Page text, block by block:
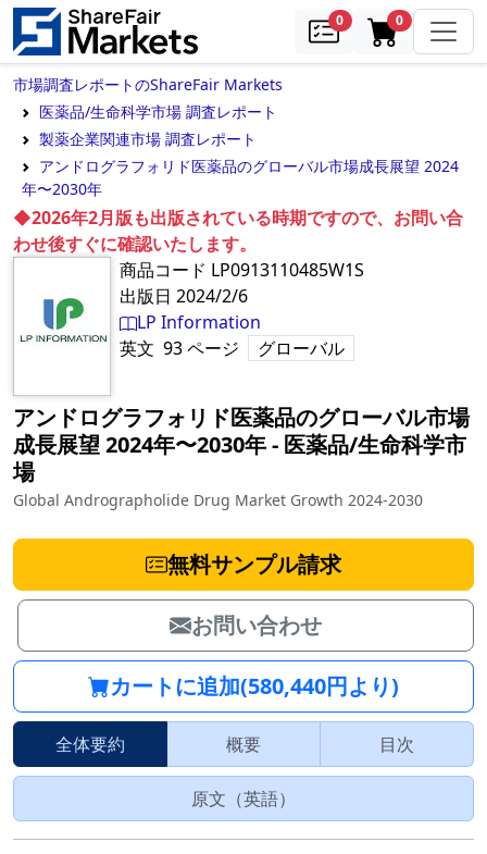
0samples0in cart
市場調査レポートのShareFair Markets
医薬品/生命科学市場 調査レポート
製薬企業関連市場 調査レポート
アンドログラフォリド医薬品のグローバル市場成長展望 2024
年〜2030年
◆2026年2月版も出版されている時期ですので、お問い合
わせ後すぐに確認いたします。
商品コード LP0913110485W1S
出版日 2024/2/6
LP Information
英文 93ページ グローバル
アンドログラフォリド医薬品のグローバル市場
成長展望 2024年〜2030年‐ 医薬品/生命科学市
場
Global Andrographolide Drug Market Growth 2024-2030
無料サンプル請求
お問い合わせ
カートに追加(580,440円より)
全体要約 概要 目次
原文（英語）